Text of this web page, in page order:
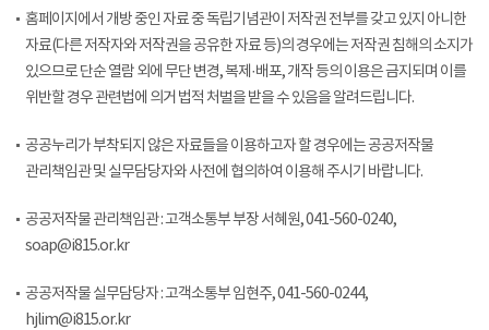
홈페이지에서 개방 중인 자료 중 독립기념관이 저작권 전부를 갖고 있지 아니한
자료(다른 저작자와 저작권을 공유한 자료 등)의 경우에는 저작권 침해의 소지가
있으므로 단순 열람 외에 무단 변경, 복제·배포, 개작 등의 이용은 금지되며 이를
위반할 경우 관련법에 의거 법적 처벌을 받을 수 있음을 알려드립니다.
공공누리가 부착되지 않은 자료들을 이용하고자 할 경우에는 공공저작물
관리책임관 및 실무담당자와 사전에 협의하여 이용해 주시기 바랍니다.
공공저작물 관리책임관 : 고객소통부 부장 서혜원, 041-560-0240,
soap@i815.or.kr
공공저작물 실무담당자 : 고객소통부 임현주, 041-560-0244,
hjlim@i815.or.kr